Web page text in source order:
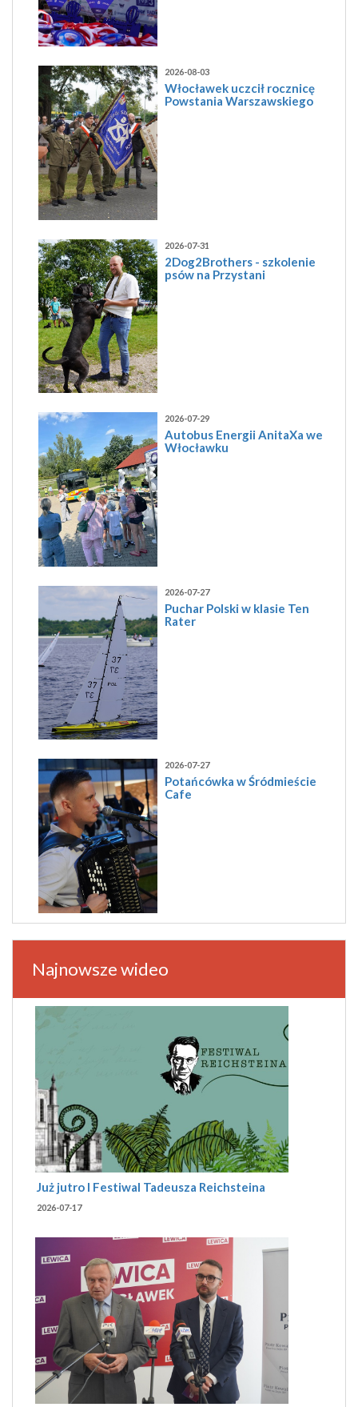
2026-08-03
Włocławek uczcił rocznicę
Powstania Warszawskiego
2026-07-31
2Dog2Brothers - szkolenie
psów na Przystani
2026-07-29
Autobus Energii AnitaXa we
Włocławku
2026-07-27
Puchar Polski w klasie Ten
Rater
2026-07-27
Potańcówka w Śródmieście
Cafe
Najnowsze wideo
Już jutro I Festiwal Tadeusza Reichsteina
2026-07-17